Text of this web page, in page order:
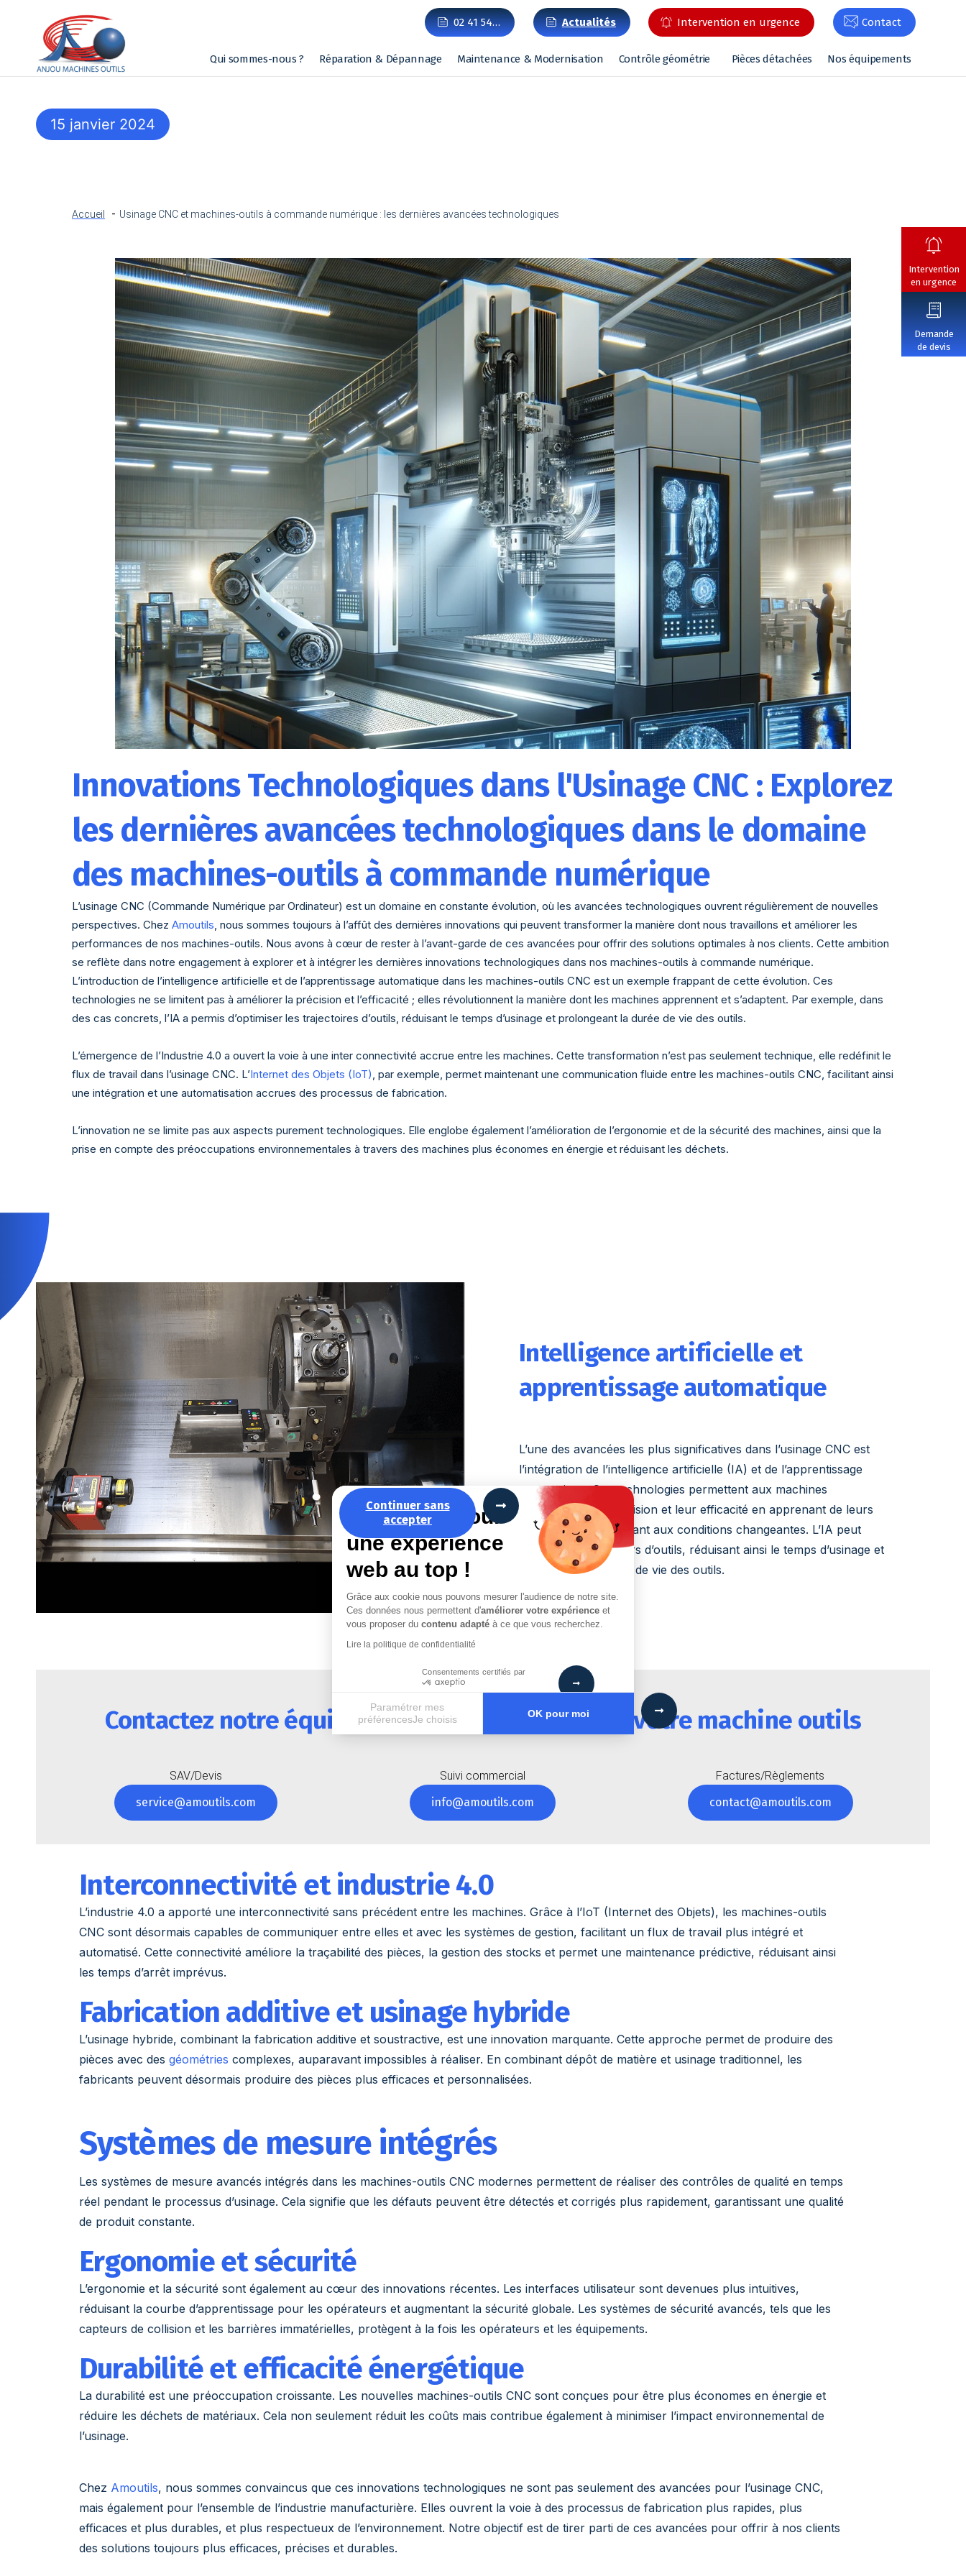
Continuer sans
accepter
La recette pour
une expérience
web au top !
Grâce aux cookie nous pouvons mesurer l'audience de notre site.
Ces données nous permettent d'améliorer votre expérience et
vous proposer du contenu adapté à ce que vous recherchez.
Lire la politique de confidentialité
Consentements certifiés par
Paramétrer mes
préférencesJe choisis
OK pour moi
02 41 54… Actualités Intervention en urgence Contact
Qui sommes-nous ? Réparation & Dépannage Maintenance & Modernisation Contrôle géométrie Pièces détachées Nos équipements
Intervention
en urgence
Demande
de devis
15 janvier 2024
Accueil Usinage CNC et machines-outils à commande numérique : les dernières avancées technologiques
Innovations Technologiques dans l'Usinage CNC : Explorez
les dernières avancées technologiques dans le domaine
des machines-outils à commande numérique
L’usinage CNC (Commande Numérique par Ordinateur) est un domaine en constante évolution, où les avancées technologiques ouvrent régulièrement de nouvelles
perspectives. Chez Amoutils, nous sommes toujours à l’affût des dernières innovations qui peuvent transformer la manière dont nous travaillons et améliorer les
performances de nos machines-outils. Nous avons à cœur de rester à l’avant-garde de ces avancées pour offrir des solutions optimales à nos clients. Cette ambition
se reflète dans notre engagement à explorer et à intégrer les dernières innovations technologiques dans nos machines-outils à commande numérique.
L’introduction de l’intelligence artificielle et de l’apprentissage automatique dans les machines-outils CNC est un exemple frappant de cette évolution. Ces
technologies ne se limitent pas à améliorer la précision et l’efficacité ; elles révolutionnent la manière dont les machines apprennent et s’adaptent. Par exemple, dans
des cas concrets, l’IA a permis d’optimiser les trajectoires d’outils, réduisant le temps d’usinage et prolongeant la durée de vie des outils.
L’émergence de l’Industrie 4.0 a ouvert la voie à une inter connectivité accrue entre les machines. Cette transformation n’est pas seulement technique, elle redéfinit le
flux de travail dans l’usinage CNC. L’Internet des Objets (IoT), par exemple, permet maintenant une communication fluide entre les machines-outils CNC, facilitant ainsi
une intégration et une automatisation accrues des processus de fabrication.
L’innovation ne se limite pas aux aspects purement technologiques. Elle englobe également l’amélioration de l’ergonomie et de la sécurité des machines, ainsi que la
prise en compte des préoccupations environnementales à travers des machines plus économes en énergie et réduisant les déchets.
Intelligence artificielle et
apprentissage automatique
L’une des avancées les plus significatives dans l’usinage CNC est
l’intégration de l’intelligence artificielle (IA) et de l’apprentissage
automatique. Ces technologies permettent aux machines
d’améliorer leur précision et leur efficacité en apprenant de leurs
erreurs et en s’adaptant aux conditions changeantes. L’IA peut
optimiser les parcours d’outils, réduisant ainsi le temps d’usinage et
augmentant la durée de vie des outils.
Contactez notre équipe pour la maintenance de votre machine outils
SAV/Devis
service@amoutils.com
Suivi commercial
info@amoutils.com
Factures/Règlements
contact@amoutils.com
Interconnectivité et industrie 4.0
L’industrie 4.0 a apporté une interconnectivité sans précédent entre les machines. Grâce à l’IoT (Internet des Objets), les machines-outils
CNC sont désormais capables de communiquer entre elles et avec les systèmes de gestion, facilitant un flux de travail plus intégré et
automatisé. Cette connectivité améliore la traçabilité des pièces, la gestion des stocks et permet une maintenance prédictive, réduisant ainsi
les temps d’arrêt imprévus.
Fabrication additive et usinage hybride
L’usinage hybride, combinant la fabrication additive et soustractive, est une innovation marquante. Cette approche permet de produire des
pièces avec des géométries complexes, auparavant impossibles à réaliser. En combinant dépôt de matière et usinage traditionnel, les
fabricants peuvent désormais produire des pièces plus efficaces et personnalisées.
Systèmes de mesure intégrés
Les systèmes de mesure avancés intégrés dans les machines-outils CNC modernes permettent de réaliser des contrôles de qualité en temps
réel pendant le processus d’usinage. Cela signifie que les défauts peuvent être détectés et corrigés plus rapidement, garantissant une qualité
de produit constante.
Ergonomie et sécurité
L’ergonomie et la sécurité sont également au cœur des innovations récentes. Les interfaces utilisateur sont devenues plus intuitives,
réduisant la courbe d’apprentissage pour les opérateurs et augmentant la sécurité globale. Les systèmes de sécurité avancés, tels que les
capteurs de collision et les barrières immatérielles, protègent à la fois les opérateurs et les équipements.
Durabilité et efficacité énergétique
La durabilité est une préoccupation croissante. Les nouvelles machines-outils CNC sont conçues pour être plus économes en énergie et
réduire les déchets de matériaux. Cela non seulement réduit les coûts mais contribue également à minimiser l’impact environnemental de
l’usinage.
Chez Amoutils, nous sommes convaincus que ces innovations technologiques ne sont pas seulement des avancées pour l’usinage CNC,
mais également pour l’ensemble de l’industrie manufacturière. Elles ouvrent la voie à des processus de fabrication plus rapides, plus
efficaces et plus durables, et plus respectueux de l’environnement. Notre objectif est de tirer parti de ces avancées pour offrir à nos clients
des solutions toujours plus efficaces, précises et durables.